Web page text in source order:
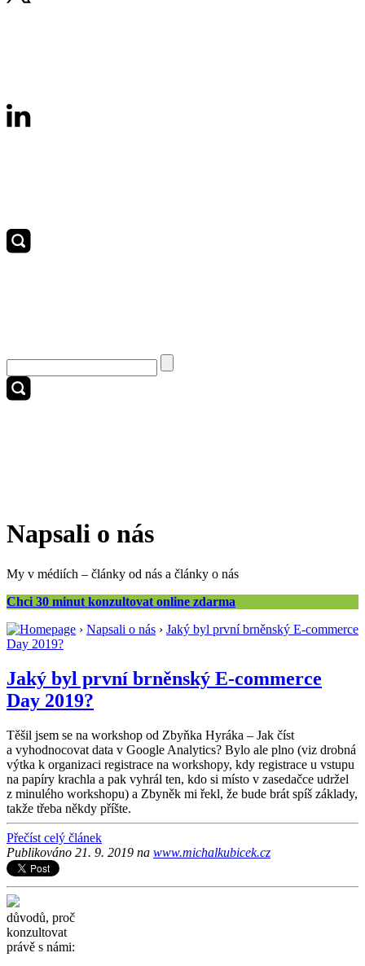
Napsali o nás
My v médiích – články od nás a články o nás
Chci 30 minut konzultovat online zdarma
› Napsali o nás › Jaký byl první brněnský E-commerce
Day 2019?
Jaký byl první brněnský E-commerce
Day 2019?
Těšil jsem se na workshop od Zbyňka Hyráka – Jak číst
a vyhodnocovat data v Google Analytics? Bylo ale plno (viz drobná
výtka k organizaci registrace na workshopy, kdy registrace u vstupu
na papíry krachla a pak vyhrál ten, kdo si místo v zasedačce udržel
z minulého workshopu) a Zbyněk mi řekl, že bude brát spíš základy,
takže třeba někdy příšte.
Přečíst celý článek
Publikováno 21. 9. 2019 na www.michalkubicek.cz
důvodů, proč
konzultovat
právě s námi: